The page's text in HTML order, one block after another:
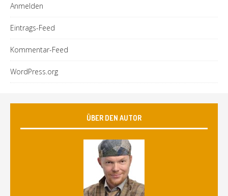
Anmelden
Eintrags-Feed
Kommentar-Feed
WordPress.org
ÜBER DEN AUTOR